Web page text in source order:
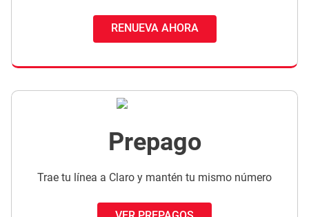
RENUEVA AHORA
Prepago
Trae tu línea a Claro y mantén tu mismo número